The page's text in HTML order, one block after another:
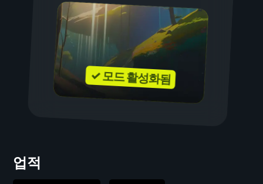
✓ 모드 활성화됨
업적